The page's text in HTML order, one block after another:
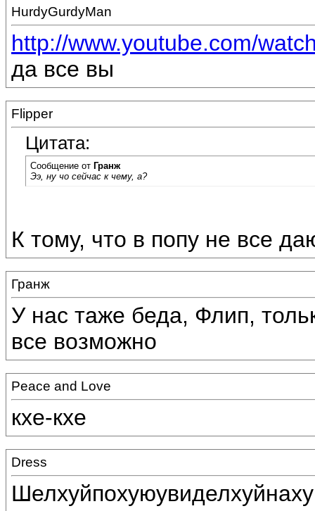
HurdyGurdyMan
http://www.youtube.com/
да все вы
Flipper
Цитата:
Сообщение от Гранж
Ээ, ну чо сейчас к чему, а?
К тому, что в попу не все
Гранж
У нас таже беда, Флип,
все возможно
Peace and Love
кхе-кхе
Dress